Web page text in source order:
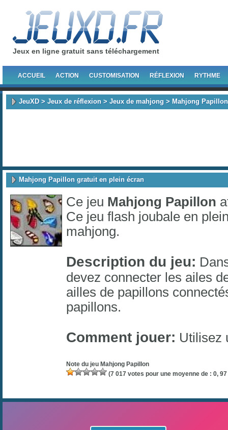
Jeux en ligne gratuit sans téléchargement
ACCUEIL ACTION CUSTOMISATION RÉFLEXION RYTHME
JeuXD> Jeux de réflexion > Jeux de mahjong > Mahjong Papillon
Mahjong Papillon gratuit en plein écran
Ce jeu Mahjong Papillon
Ce jeu flash joubale en
mahjong.
Description du jeu:
devez connecter les ailes
ailles de papillons
papillons.
Comment jouer: Utilisez
Note du jeu Mahjong Papillon
(7 017 votes pour une moyenne de : 0, 97